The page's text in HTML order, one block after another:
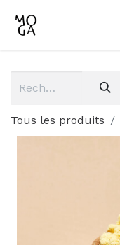
Tous les produits